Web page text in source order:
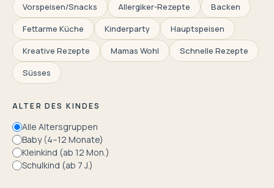
Vorspeisen/Snacks
Allergiker-Rezepte
Backen
Fettarme Küche
Kinderparty
Hauptspeisen
Kreative Rezepte
Mamas Wohl
Schnelle Rezepte
Süsses
ALTER DES KINDES
Alle Altersgruppen
Baby (4–12 Monate)
Kleinkind (ab 12 Mon.)
Schulkind (ab 7 J.)